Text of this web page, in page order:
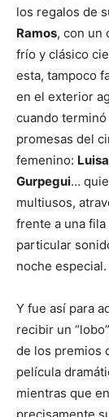
los regalos de
Ramos, con un
frío y clásico
esta, tampoco
en el exterior
cuando
promesas del
femenino:
Gurpegui…
multiusos,
frente a una
particular
noche especial.
Y fue así para
recibir un
de los premios
película
mientras que